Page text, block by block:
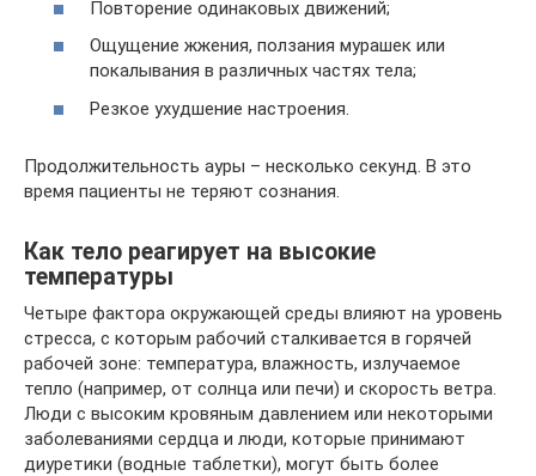
Повторение одинаковых движений;
Ощущение жжения, ползания мурашек или
покалывания в различных частях тела;
Резкое ухудшение настроения.
Продолжительность ауры – несколько секунд. В это
время пациенты не теряют сознания.
Как тело реагирует на высокие
температуры
Четыре фактора окружающей среды влияют на уровень
стресса, с которым рабочий сталкивается в горячей
рабочей зоне: температура, влажность, излучаемое
тепло (например, от солнца или печи) и скорость ветра.
Люди с высоким кровяным давлением или некоторыми
заболеваниями сердца и люди, которые принимают
диуретики (водные таблетки), могут быть более